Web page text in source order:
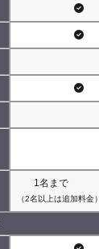
1名まで
（2名以上は追加料金）